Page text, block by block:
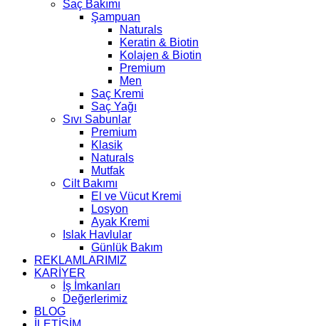
Saç Bakımı
Şampuan
Naturals
Keratin & Biotin
Kolajen & Biotin
Premium
Men
Saç Kremi
Saç Yağı
Sıvı Sabunlar
Premium
Klasik
Naturals
Mutfak
Cilt Bakımı
El ve Vücut Kremi
Losyon
Ayak Kremi
Islak Havlular
Günlük Bakım
REKLAMLARIMIZ
KARİYER
İş İmkanları
Değerlerimiz
BLOG